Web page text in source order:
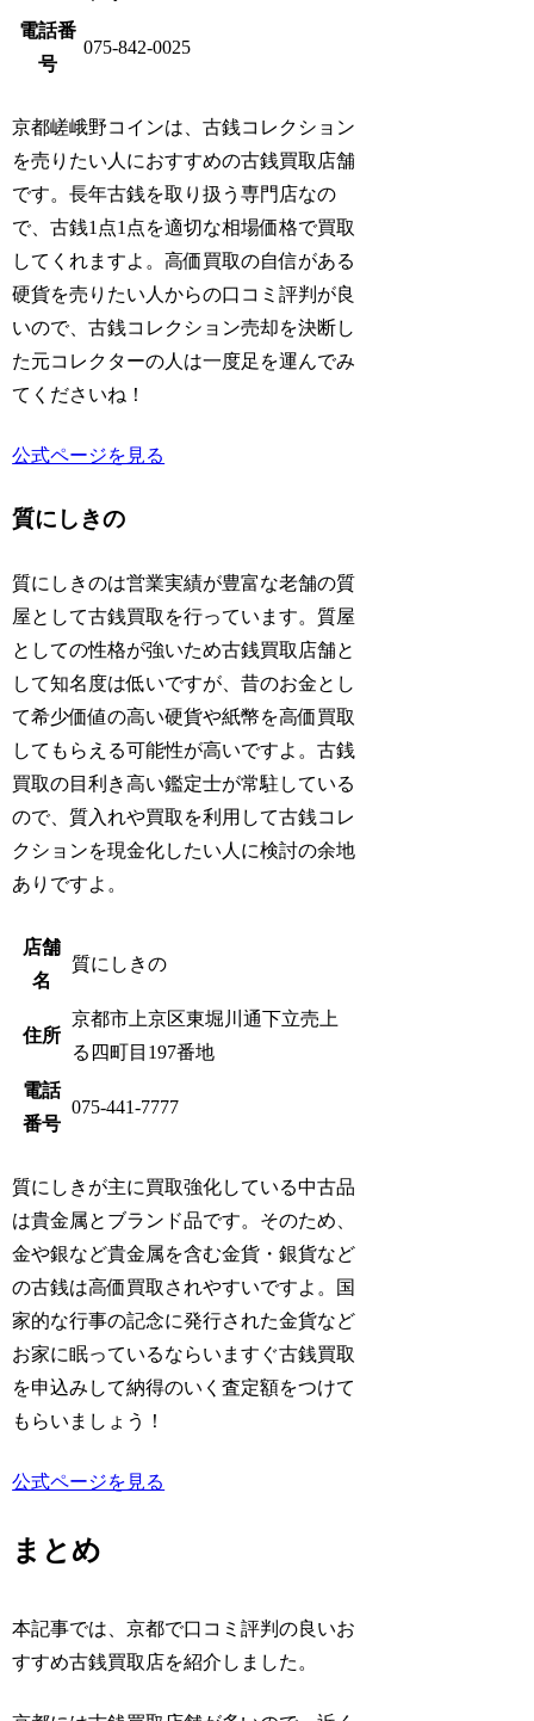
電話番
号
075-842-0025
京都嵯峨野コインは、古銭コレクション
を売りたい人におすすめの古銭買取店舗
です。長年古銭を取り扱う専門店なの
で、古銭1点1点を適切な相場価格で買取
してくれますよ。高価買取の自信がある
硬貨を売りたい人からの口コミ評判が良
いので、古銭コレクション売却を決断し
た元コレクターの人は一度足を運んでみ
てくださいね！
公式ページを見る
質にしきの
質にしきのは営業実績が豊富な老舗の質
屋として古銭買取を行っています。質屋
としての性格が強いため古銭買取店舗と
して知名度は低いですが、昔のお金とし
て希少価値の高い硬貨や紙幣を高価買取
してもらえる可能性が高いですよ。古銭
買取の目利き高い鑑定士が常駐している
ので、質入れや買取を利用して古銭コレ
クションを現金化したい人に検討の余地
ありですよ。
店舗
名
質にしきの
住所
京都市上京区東堀川通下立売上
る四町目197番地
電話
番号
075-441-7777
質にしきが主に買取強化している中古品
は貴金属とブランド品です。そのため、
金や銀など貴金属を含む金貨・銀貨など
の古銭は高価買取されやすいですよ。国
家的な行事の記念に発行された金貨など
お家に眠っているならいますぐ古銭買取
を申込みして納得のいく査定額をつけて
もらいましょう！
公式ページを見る
まとめ
本記事では、京都で口コミ評判の良いお
すすめ古銭買取店を紹介しました。